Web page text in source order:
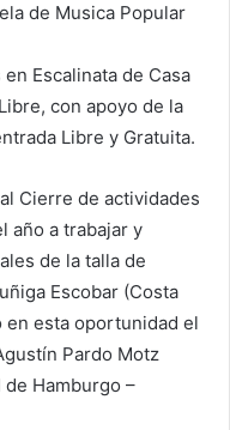
de Musica Popular
Escalinata de Casa
con apoyo de la
Libre y Gratuita.
Cierre de actividades
año a trabajar y
de la talla de
Escobar (Costa
en esta oportunidad el
Pardo Motz
Hamburgo –